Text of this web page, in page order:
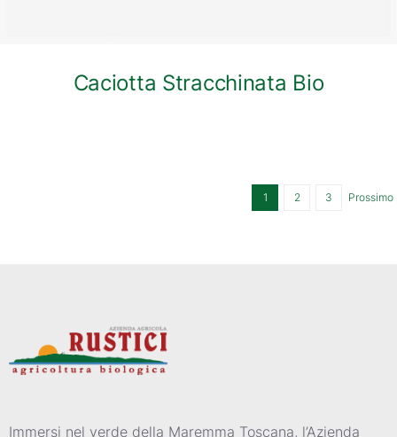
Caciotta Stracchinata Bio
1 2 3 Prossimo
Immersi nel verde della Maremma Toscana, l’Azienda